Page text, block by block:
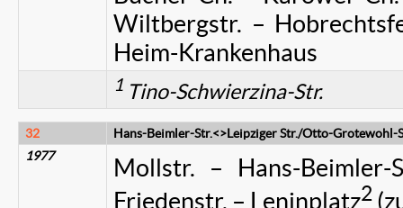
Wiltbergstr. –
Heim-Krankenhaus
1 Tino-Schwierzina-Str.
32
Hans-Beimler-Str.<>Leipziger Str./Otto-Grotewohl-
1977
Mollstr. – Hans-Beimler-
Friedenstr. – Leninplatz2